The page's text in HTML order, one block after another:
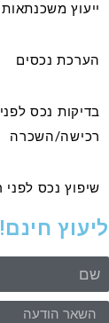
ייעוץ משכנתאות
הערכת נכסים
בדיקות נכס לפני
רכישה/השכרה
שיפוץ נכס